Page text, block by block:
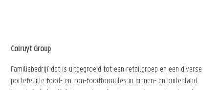
Colruyt Group
Familiebedrijf dat is uitgegroeid tot een retailgroep en een diverse
portefeuille food- en non-foodformules in binnen- en buitenland.